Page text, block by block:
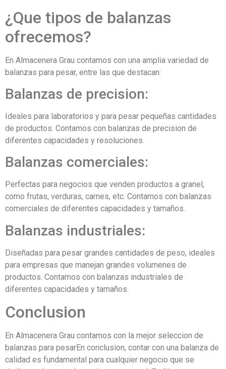
¿Que tipos de balanzas
ofrecemos?
En Almacenera Grau contamos con una amplia variedad de
balanzas para pesar, entre las que destacan:
Balanzas de precision:
Ideales para laboratorios y para pesar pequeñas cantidades
de productos. Contamos con balanzas de precision de
diferentes capacidades y resoluciones.
Balanzas comerciales:
Perfectas para negocios que venden productos a granel,
como frutas, verduras, carnes, etc. Contamos con balanzas
comerciales de diferentes capacidades y tamaños.
Balanzas industriales:
Diseñadas para pesar grandes cantidades de peso, ideales
para empresas que manejan grandes volumenes de
productos. Contamos con balanzas industriales de
diferentes capacidades y tamaños.
Conclusion
En Almacenera Grau contamos con la mejor seleccion de
balanzas para pesarEn conclusion, contar con una balanza de
calidad es fundamental para cualquier negocio que se